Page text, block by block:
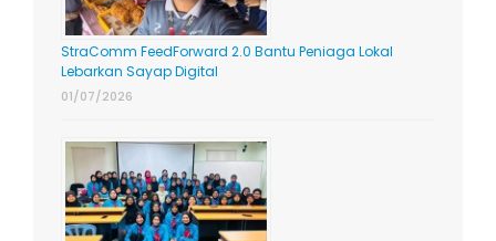
StraComm FeedForward 2.0 Bantu Peniaga Lokal
Lebarkan Sayap Digital
01/07/2026